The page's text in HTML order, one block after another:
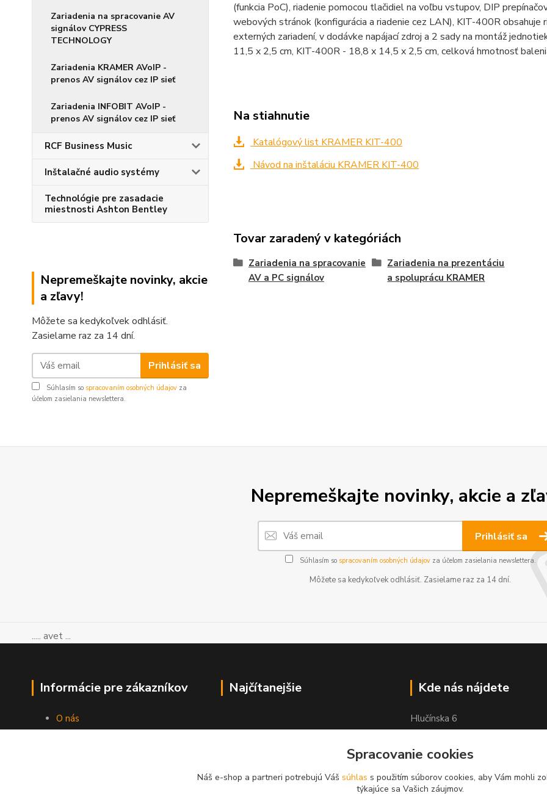
Zariadenia na spracovanie AV
signálov CYPRESS
TECHNOLOGY
Zariadenia KRAMER AVoIP -
prenos AV signálov cez IP sieť
Zariadenia INFOBIT AVoIP -
prenos AV signálov cez IP sieť
RCF Business Music
Inštalačné audio systémy
Technológie pre zasadacie
miestnosti Ashton Bentley
Nepremeškajte novinky, akcie
a zľavy!
Môžete sa kedykoľvek odhlásiť.
Zasielame raz za 14 dní.
Prihlásiť sa
Súhlasím so spracovaním osobných údajov za
účelom zasielania newslettera.
(funkcia PoC), riadenie pomocou tlačidiel na voľbu vstupov, DIP
webových stránok (konfigurácia a riadenie cez LAN), KIT-400R
externých zariadení, v dodávke napájací zdroj a 2 sady na montáž
11,5 x 2,5 cm, KIT-400R - 18,8 x 14,5 x 2,5 cm, celková hmotnosť
Na stiahnutie
Katalógový list KRAMER KIT-400
Návod na inštaláciu KRAMER KIT-400
Tovar zaradený v kategóriách
Zariadenia na spracovanie
AV a PC signálov
Zariadenia na prezentáciu
a spoluprácu KRAMER
Nepremeškajte novinky, akcie a
Prihlásiť sa
Súhlasím so spracovaním osobných údajovza účelom zasielania newslettera.
Môžete sa kedykoľvek odhlásiť. Zasielame raz za 14 dní.
..... avet ...
Informácie pre zákazníkov
O nás
Ako nakupovať
Najčítanejšie Kde nás nájdete
Hlučínska 6
Spracovanie cookies
Náš e-shop a partneri potrebujú Váš súhlas s použitím súborov cookies, aby Vám mohli
týkajúce sa Vašich záujmov.